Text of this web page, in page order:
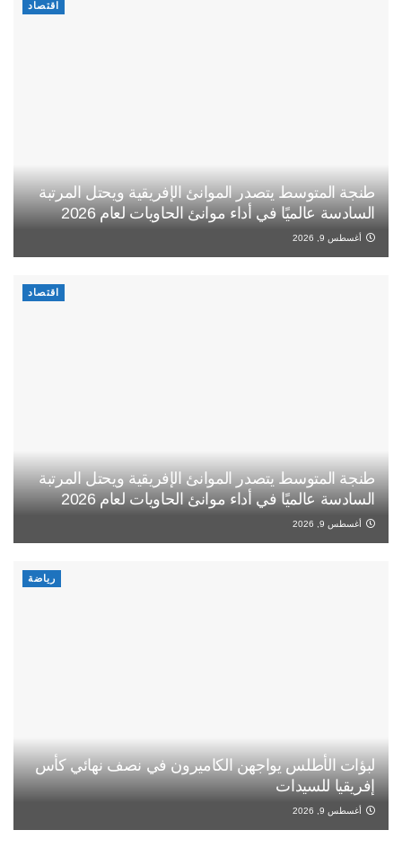
اقتصاد
طنجة المتوسط يتصدر الموانئ الإفريقية ويحتل المرتبة
السادسة عالميًا في أداء موانئ الحاويات لعام 2026
أغسطس 9, 2026
اقتصاد
طنجة المتوسط يتصدر الموانئ الإفريقية ويحتل المرتبة
السادسة عالميًا في أداء موانئ الحاويات لعام 2026
أغسطس 9, 2026
رياضة
لبؤات الأطلس يواجهن الكاميرون في نصف نهائي كأس
إفريقيا للسيدات
أغسطس 9, 2026